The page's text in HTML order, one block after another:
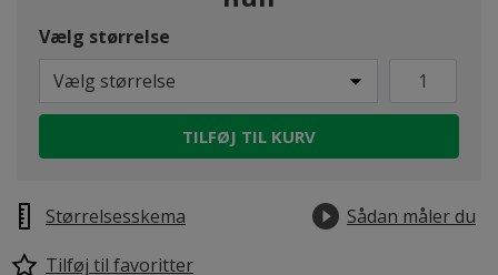
Vælg størrelse
Vælg størrelse
TILFØJ TIL KURV
Størrelsesskema
Sådan måler du
Tilføj til favoritter